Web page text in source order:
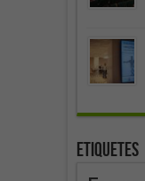
Etiquetes